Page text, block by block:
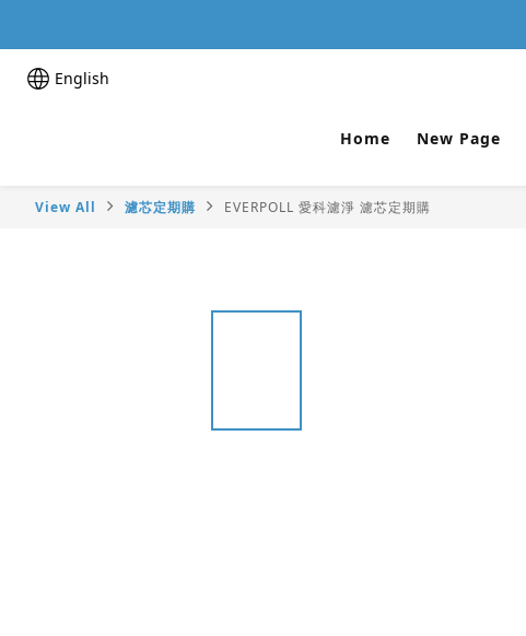
English
Home New Page
View All 濾芯定期購 EVERPOLL 愛科濾淨 濾芯定期購